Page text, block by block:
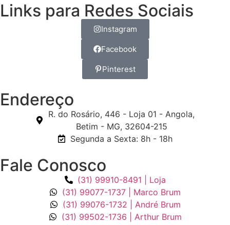
Links para Redes Sociais
Instagram
Facebook
Pinterest
Endereço
R. do Rosário, 446 - Loja 01 - Angola,
Betim - MG, 32604-215
Segunda a Sexta: 8h - 18h
Fale Conosco
(31) 99910-8491 | Loja
(31) 99077-1737 | Marco Brum
(31) 99076-1732 | André Brum
(31) 99502-1736 | Arthur Brum